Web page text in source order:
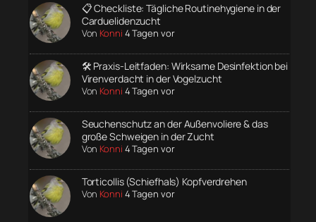
📋 Checkliste: Tägliche Routinehygiene in der
Carduelidenzucht
Von Konni 4 Tagen vor
🛠️ Praxis-Leitfaden: Wirksame Desinfektion bei
Virenverdacht in der Vogelzucht
Von Konni 4 Tagen vor
Seuchenschutz an der Außenvoliere & das
große Schweigen in der Zucht
Von Konni 4 Tagen vor
Torticollis (Schiefhals) Kopfverdrehen
Von Konni 4 Tagen vor